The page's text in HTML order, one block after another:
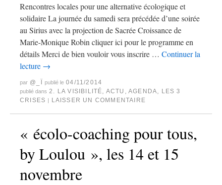
Rencontres locales pour une alternative écologique et
solidaire La journée du samedi sera précédée d’une soirée
au Sirius avec la projection de Sacrée Croissance de
Marie-Monique Robin cliquer ici pour le programme en
détails Merci de bien vouloir vous inscrire … Continuer la
lecture →
par @_Ï publié le 04/11/2014
publié dans 2. LA VISIBILITÉ ACTU ,AGENDA
LES 3
CRISES | LAISSER UN COMMENTAIRE
« écolo-coaching pour tous,
by Loulou », les 14 et 15
novembre